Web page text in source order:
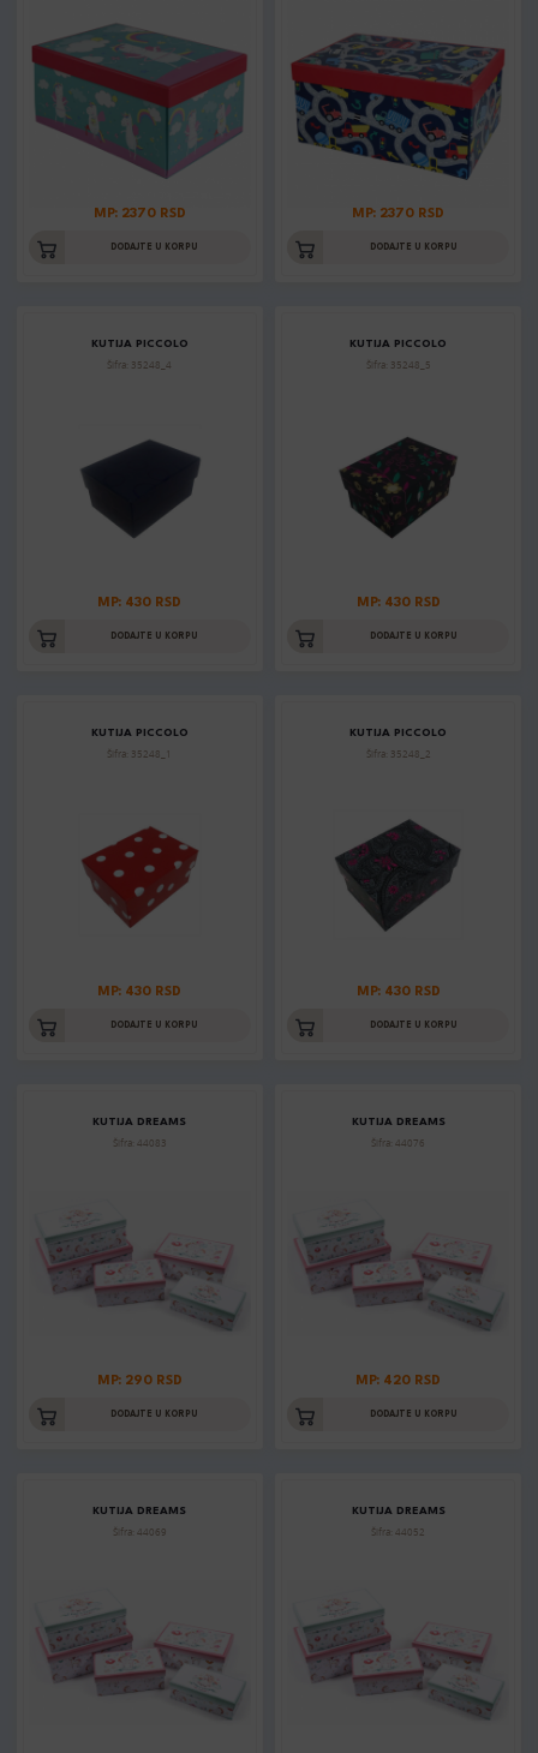
MP: 2370 RSD
DODAJTE U KORPU
MP: 2370 RSD
DODAJTE U KORPU
KUTIJA PICCOLO
Šifra: 35248_4
MP: 430 RSD
DODAJTE U KORPU
KUTIJA PICCOLO
Šifra: 35248_5
MP: 430 RSD
DODAJTE U KORPU
KUTIJA PICCOLO
Šifra: 35248_1
MP: 430 RSD
DODAJTE U KORPU
KUTIJA PICCOLO
Šifra: 35248_2
MP: 430 RSD
DODAJTE U KORPU
KUTIJA DREAMS
Šifra: 44083
MP: 290 RSD
DODAJTE U KORPU
KUTIJA DREAMS
Šifra: 44076
MP: 420 RSD
DODAJTE U KORPU
KUTIJA DREAMS
Šifra: 44069
KUTIJA DREAMS
Šifra: 44052